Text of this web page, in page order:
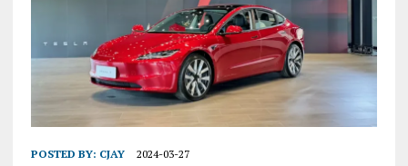
POSTED BY: CJAY 2024-03-27